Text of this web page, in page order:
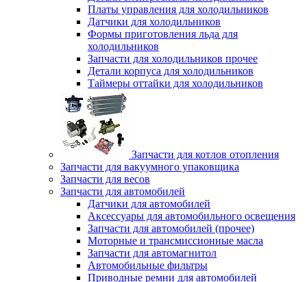
Платы управления для холодильников
Датчики для холодильников
Формы приготовления льда для
холодильников
Запчасти для холодильников прочее
Детали корпуса для холодильников
Таймеры оттайки для холодильников
Запчасти для котлов отопления
Запчасти для вакуумного упаковщика
Запчасти для весов
Запчасти для автомобилей
Датчики для автомобилей
Аксессуары для автомобильного освещения
Запчасти для автомобилей (прочее)
Моторные и трансмиссионные масла
Запчасти для автомагнитол
Автомобильные фильтры
Приводные ремни для автомобилей